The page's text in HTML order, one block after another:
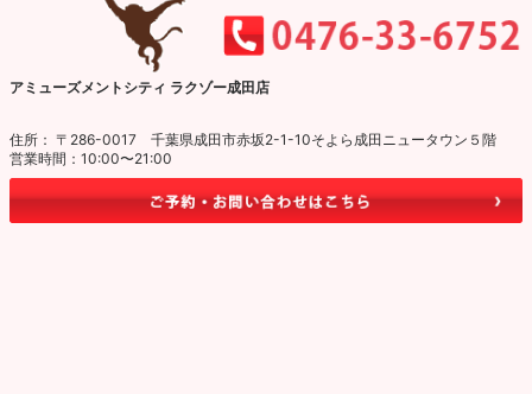
アミューズメントシティ ラクゾー成田店
住所： 〒286-0017 千葉県成田市赤坂2-1-10そよら成田ニュータウン５階
営業時間：10:00〜21:00